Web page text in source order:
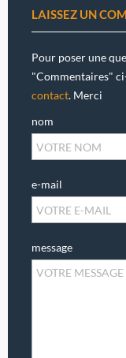
LAISSEZ UN
Pour poser une
"Commentaires"
contact. Merci
nom
e-mail
message